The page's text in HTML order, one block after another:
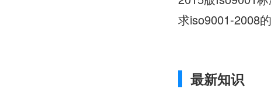
求iso9001-2008
最新知识